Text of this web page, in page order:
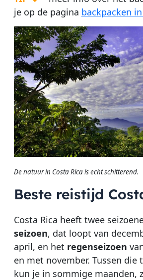
je op de pagina backpacken
De natuur in Costa Rica is echt schitterend.
Beste reistijd
Costa Rica heeft twee
seizoen, dat loopt van
april, en het regenseizoen
en met november. Tussen die
kun je in sommige maanden,